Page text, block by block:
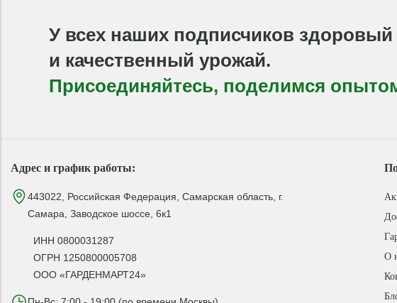
У всех наших подписчиков здоровый
и качественный урожай.
Присоединяйтесь, поделимся
Адрес и график работы:
443022, Российская Федерация, Самарская область, г.
Самара, Заводское шоссе, 6к1
ИНН 0800031287
ОГРН 1250800005708
ООО «ГАРДЕНМАРТ24»
О